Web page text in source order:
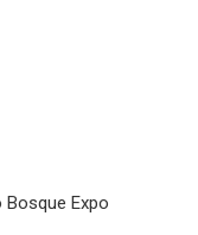
Expo